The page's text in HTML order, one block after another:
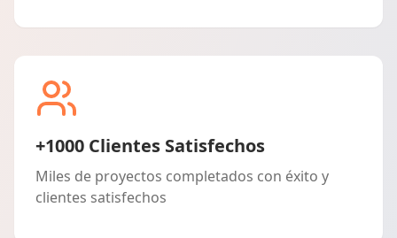
+1000 Clientes Satisfechos
Miles de proyectos completados con éxito y
clientes satisfechos